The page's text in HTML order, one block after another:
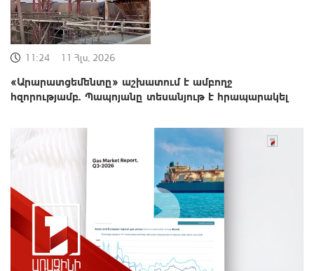
11:24 11 Հլս, 2026
«Արարատցեմենտը» աշխատում է ամբողջ
հզորությամբ. Պապոյանը տեսանյութ է հրապարակել